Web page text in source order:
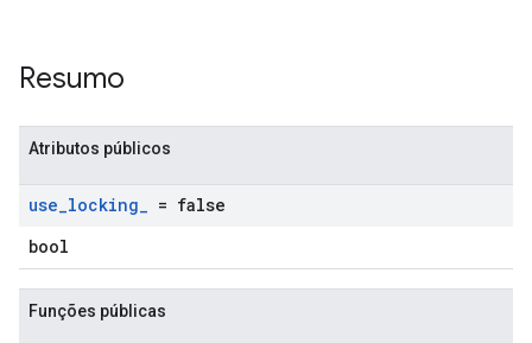
Resumo
Atributos públicos
use_locking_ = false
bool
Funções públicas